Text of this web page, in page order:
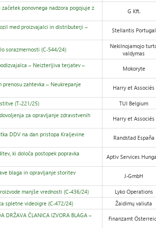
začetek ponovnega nadzora pogojuje z
G Kft.
vozil med proizvajalci in distributerji –
Stellantis Portugal
sorazmernosti (C-544/24)
Nekilnojamojo
valdymas
– Neizterljiva terjatev –
Mokoryte
prenosu zahtevka – Neukrepanje
Harry et Associés
(T-221/25) TUI Belgium
za opravljanje zdravstvenih
Harry et Associés
DDV na dan pristopa Kraljevine
Randstad España
ki določa postopek popravka
Aptiv Services
blaga in opravljanje storitev
J-GmbH
manjše vrednosti (C-436/24) Lyko Operations
spletne videoigre (C-472/24)
Žaidimų valiuta
DRŽAVA ČLANICA IZVORA BLAGA –
Finanzamt